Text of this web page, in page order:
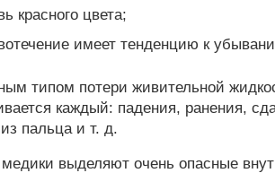
красного цвета;
имеет тенденцию к
типом потери живительной
каждый: падения, ранения,
пальца и т. д.
выделяют очень опасные